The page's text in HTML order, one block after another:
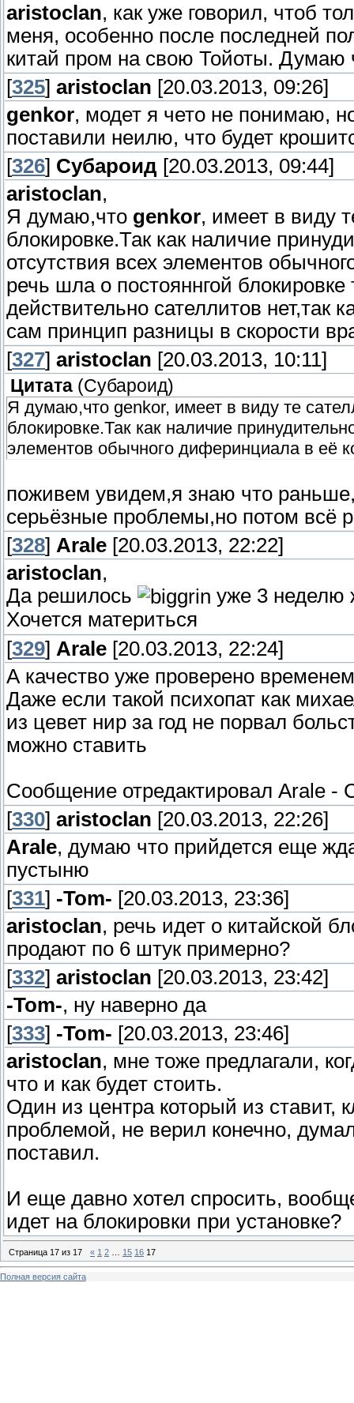
aristoclan, как уже говорил, чтоб
меня, особенно после последней
китай пром на свою Тойоты. Думаю
[325] aristoclan [20.03.2013, 09:26]
genkor, модет я чето не понимаю,
поставили неилю, что будет
[326] Субароид [20.03.2013, 09:44]
aristoclan,
Я думаю,что genkor, имеет в виду
блокировке.Так как наличие
отсутствия всех элементов
речь шла о постояннгой
действительно сателлитов нет,так
сам принцип разницы в скорости
[327] aristoclan [20.03.2013, 10:11]
Цитата (Субароид)
Я думаю,что genkor, имеет в виду те
блокировке.Так как наличие
элементов обычного диферинциала в её
поживем увидем,я знаю что
серьёзные проблемы,но потом всё
[328] Arale [20.03.2013, 22:22]
aristoclan,
Да решилось
уже 3 неделю
Хочется материться
[329] Arale [20.03.2013, 22:24]
А качество уже проверено временем
Даже если такой психопат как
из цевет нир за год не порвал
можно ставить
Сообщение отредактировал Arale -
[330] aristoclan [20.03.2013, 22:26]
Arale, думаю что прийдется еще
пустыню
[331] -Tom- [20.03.2013, 23:36]
aristoclan, речь идет о китайской
продают по 6 штук примерно?
[332] aristoclan [20.03.2013, 23:42]
-Tom-, ну наверно да
[333] -Tom- [20.03.2013, 23:46]
aristoclan, мне тоже предлагали,
что и как будет стоить.
Один из центра который из ставит,
проблемой, не верил конечно,
поставил.
И еще давно хотел спросить,
идет на блокировки при установке?
Страница 17 из 17 « 1 2 15 16 17
Полная версия сайта